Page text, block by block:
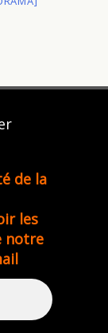
de la
les
notre